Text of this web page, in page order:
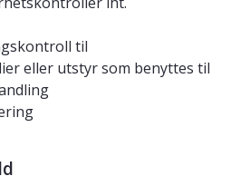
til
eller utstyr som benyttes til